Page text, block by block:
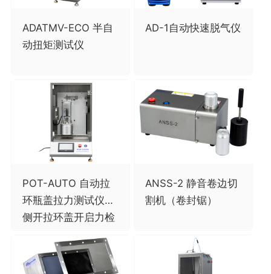
ADATMV-ECO 半自
动扭矩测试仪
AD-1自动快速脱气仪
POT-AUTO 自动拉
环瓶盖拉力测试仪，
侧开拉环盖开启力检
ANSS-2 静音卷边切
割机（卷封锯）